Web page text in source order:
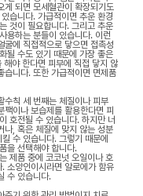
게 되면 모세혈관이 확장되기도
습니다. 가급적이면 추운 환경
것이 필요합니다. 그리고 추운
용하는 분들이 있습니다. 이런
굴에 직접적으로 닿으면 접촉성
될 수도 있기 때문에 가장 좋은
야 한다면 피부에 직접 닿지 않
습니다. 또한 가급적이면 면제품
수칙 세 번째는 체질이나 피부
이나 보습제를 활용한다면 피
호전될 수 있습니다. 하지만 너
나, 혹은 체질에 맞지 않는 성분
수 있습니다. 그렇기 때문에
을 선택해야 합니다.
제품 중에 코코넛 오일이나 호
소양인이시라면 알로에가 함유
수 있습니다.